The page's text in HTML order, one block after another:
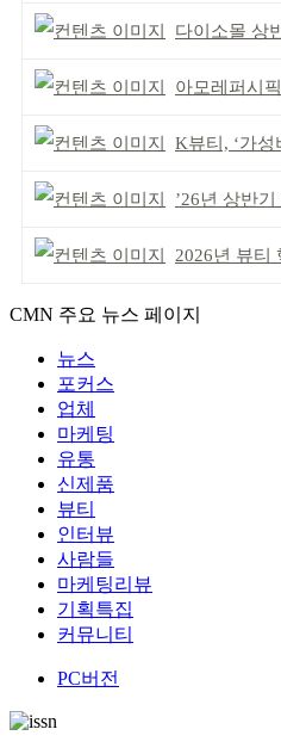
다이소몰 상
아모레퍼시픽,
K뷰티, ‘가성비’
’26년 상반기 화
2026년 뷰티 핵
CMN 주요 뉴스 페이지
뉴스
포커스
업체
마케팅
유통
신제품
뷰티
인터뷰
사람들
마케팅리뷰
기획특집
커뮤니티
PC버전